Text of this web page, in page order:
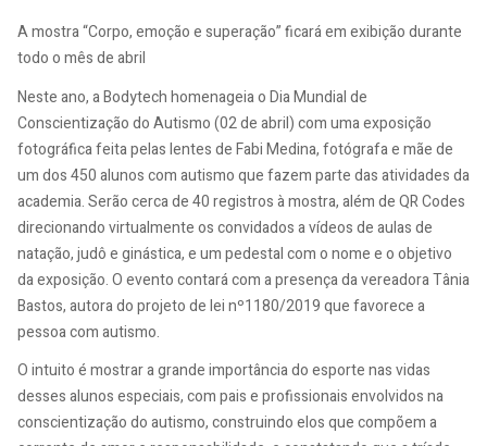
A mostra “Corpo, emoção e superação” ficará em exibição durante
todo o mês de abril
Neste ano, a Bodytech homenageia o Dia Mundial de
Conscientização do Autismo (02 de abril) com uma exposição
fotográfica feita pelas lentes de Fabi Medina, fotógrafa e mãe de
um dos 450 alunos com autismo que fazem parte das atividades da
academia. Serão cerca de 40 registros à mostra, além de QR Codes
direcionando virtualmente os convidados a vídeos de aulas de
natação, judô e ginástica, e um pedestal com o nome e o objetivo
da exposição. O evento contará com a presença da vereadora Tânia
Bastos, autora do projeto de lei nº1180/2019 que favorece a
pessoa com autismo.
O intuito é mostrar a grande importância do esporte nas vidas
desses alunos especiais, com pais e profissionais envolvidos na
conscientização do autismo, construindo elos que compõem a